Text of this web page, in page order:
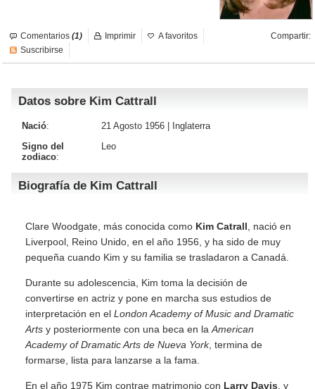
Galerías
Iniciar sesión
Comentarios (1) Compartir:
Imprimir
A favoritos
Suscribirse
Datos sobre Kim Cattrall
Nació: 21 Agosto 1956 |
Inglaterra
Signo del
zodiaco:
Leo
Biografía de Kim Cattrall
Clare Woodgate, más conocida como Kim Catrall , nació en
Liverpool, Reino Unido, en el año 1956, y ha sido de muy
pequeña cuando Kim y su familia se trasladaron a Canadá.
Durante su adolescencia, Kim toma la decisión de
convertirse en actriz y pone en marcha sus estudios de
interpretación en el London Academy of Music and Dramatic
Arts y posteriormente con una beca en la American
Academy of Dramatic Arts de Nueva York, termina de
formarse, lista para lanzarse a la fama.
En el año 1975 Kim contrae matrimonio con Larry Davis , y